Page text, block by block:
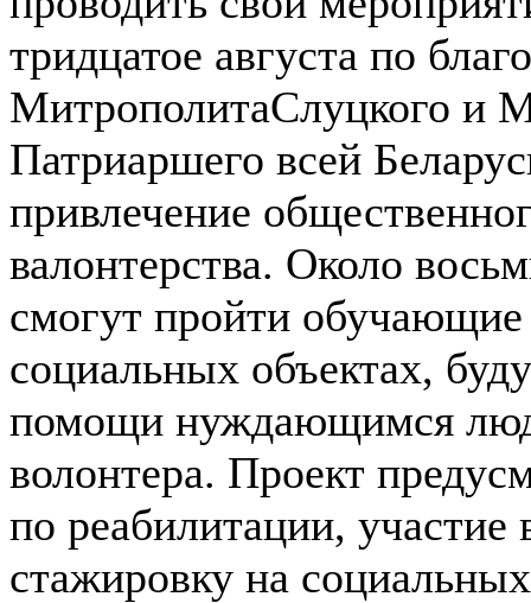
тридцатое августа по
МитрополитаСлуцкого и
Патриаршего всей
привлечение
валонтерства. Около
смогут пройти
социальных объектах,
помощи нуждающимся
волонтера. Проект
по реабилитации, участие
стажировку на